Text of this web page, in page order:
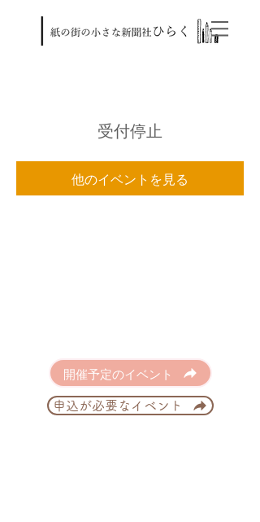
受付停止
他のイベントを見る
開催予定のイベント
申込が必要なイベント